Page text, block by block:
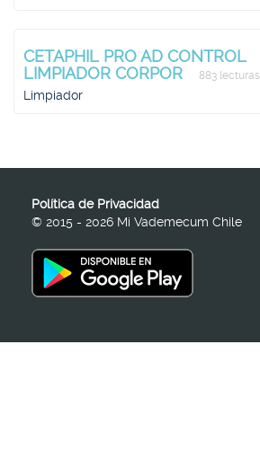
CETAPHIL PRO AD CONTROL
LIMPIADOR CORPOR
883 lecturas
Limpiador
Política de Privacidad
© 2015 - 2026 Mi Vademecum Chile